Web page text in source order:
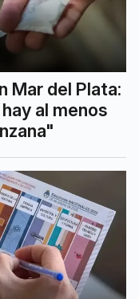
Mar del Plata:
al menos